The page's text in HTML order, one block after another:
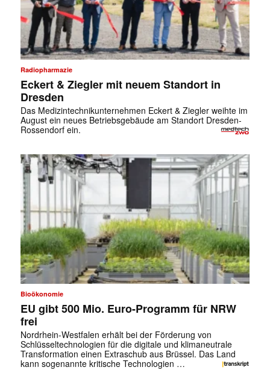
Radiopharmazie
Eckert & Ziegler mit neuem Standort in
Dresden
Das Medizintechnikunternehmen Eckert & Ziegler weihte im
August ein neues Betriebsgebäude am Standort Dresden-
Rossendorf ein.
Bioökonomie
EU gibt 500 Mio. Euro-Programm für NRW
frei
Nordrhein-Westfalen erhält bei der Förderung von
Schlüsseltechnologien für die digitale und klimaneutrale
Transformation einen Extraschub aus Brüssel. Das Land
kann sogenannte kritische Technologien …